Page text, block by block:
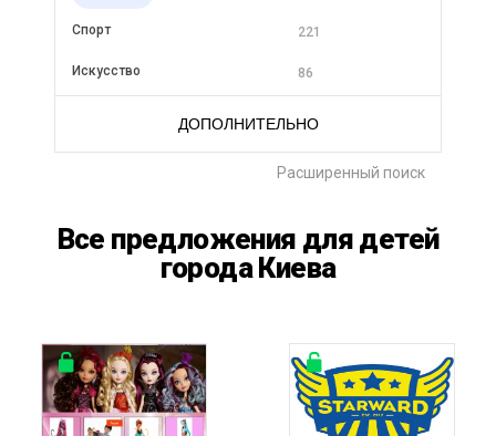
Спорт
Искусство
221
86
ДОПОЛНИТЕЛЬНО
Расширенный поиск
Все предложения для детей
города Киева